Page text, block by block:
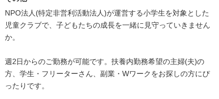
NPO法人(特定非営利活動法人)が運営する小学生を対象とした
児童クラブで、子どもたちの成長を一緒に見守っていきません
か。
週2日からのご勤務が可能です。扶養内勤務希望の主婦(夫)の
方、学生・フリーターさん、副業・Wワークをお探しの方にぴ
ったりです。